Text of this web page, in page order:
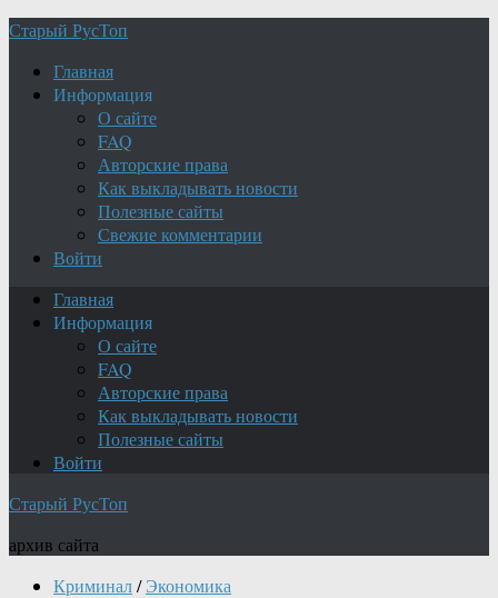
Старый РусТоп
Главная
Информация
О сайте
FAQ
Авторские права
Как выкладывать новости
Полезные сайты
Свежие комментарии
Войти
Главная
Информация
О сайте
FAQ
Авторские права
Как выкладывать новости
Полезные сайты
Войти
Старый РусТоп
архив сайта
Криминал/ Экономика